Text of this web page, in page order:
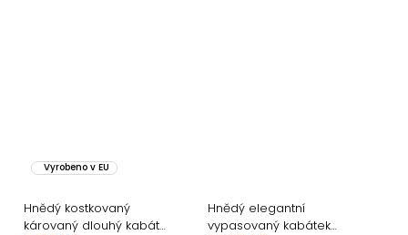
Vyrobeno v EU
Hnědý kostkovaný
károvaný dlouhý kabát
Hnědý elegantní
vypasovaný kabátek